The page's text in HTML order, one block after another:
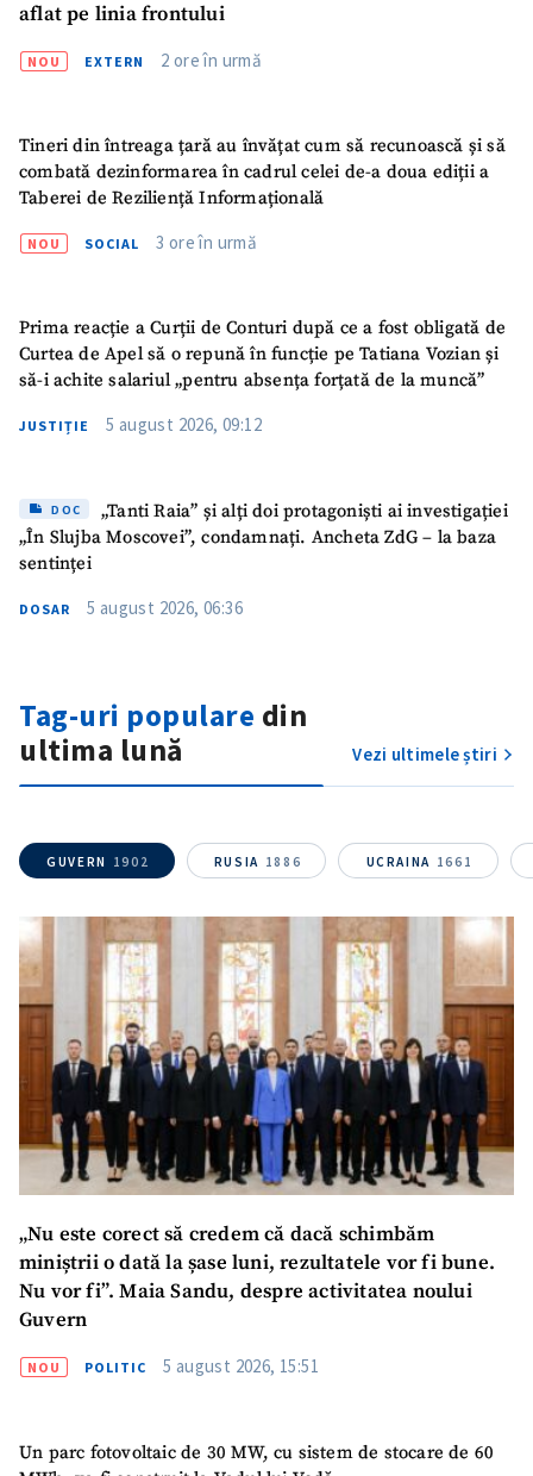
aflat pe linia frontului
NOU EXTERN 2 ore în urmă
Tineri din întreaga țară au învățat cum să recunoască și să
combată dezinformarea în cadrul celei de-a doua ediții a
Taberei de Reziliență Informațională
NOU SOCIAL 3 ore în urmă
Prima reacție a Curții de Conturi după ce a fost obligată de
Curtea de Apel să o repună în funcție pe Tatiana Vozian și
să-i achite salariul „pentru absența forțată de la muncă”
JUSTIȚIE 5 august 2026, 09:12
DOC
„Tanti Raia” și alți doi protagoniști ai investigației
„În Slujba Moscovei”, condamnați. Ancheta ZdG – la baza
sentinței
DOSAR 5 august 2026, 06:36
Tag-uri populare din
ultima lună
Vezi ultimele știri
GUVERN 1902 RUSIA 1886 UCRAINA 1661
„Nu este corect să credem că dacă schimbăm
miniștrii o dată la șase luni, rezultatele vor fi bune.
Nu vor fi”. Maia Sandu, despre activitatea noului
Guvern
NOU POLITIC 5 august 2026, 15:51
Un parc fotovoltaic de 30 MW, cu sistem de stocare de 60
ȘTIREA MEA
+ Adaugă titlu
Fotografie
+ Încarcă imagine
Link media
+ Link media